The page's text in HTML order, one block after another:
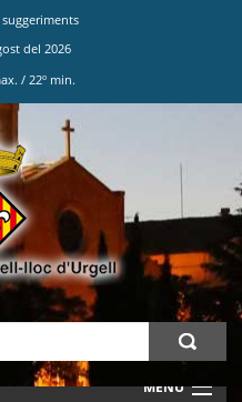
del 2026
/ 22º min.
MENU